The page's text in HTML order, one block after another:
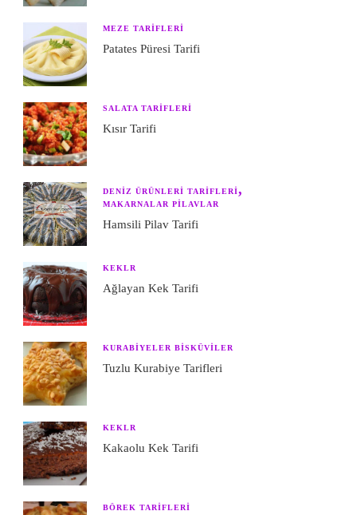
MEZE TARIFLERI
Patates Püresi Tarifi
SALATA TARIFLERI
Kısır Tarifi
DENIZ ÜRÜNLERI TARIFLERI
MAKARNALAR PILAVLAR
Hamsili Pilav Tarifi
KEKLR
Ağlayan Kek Tarifi
KURABIYELER BISKÜVILER
Tuzlu Kurabiye Tarifleri
KEKLR
Kakaolu Kek Tarifi
BÖREK TARIFLERI